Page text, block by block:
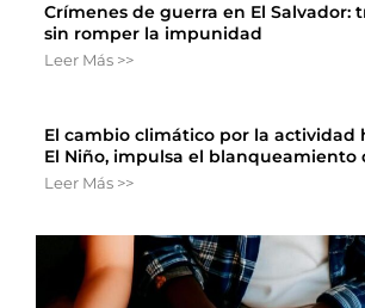
Crímenes de guerra en El Salvador:
sin romper la impunidad
Leer Más >>
El cambio climático por la actividad
El Niño, impulsa el blanqueamiento
Leer Más >>